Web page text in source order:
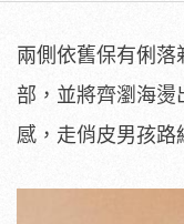
兩側依舊保有俐落
部，並將齊瀏海
感，走俏皮男孩路